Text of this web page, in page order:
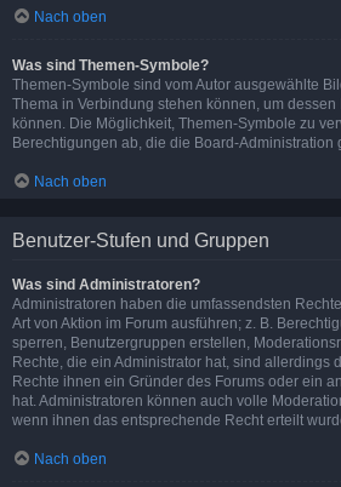
Nach oben
Was sind Themen-Symbole?
Themen-Symbole sind vom Autor ausgewählte
Thema in Verbindung stehen können, um
können. Die Möglichkeit, Themen-Symbole zu
Berechtigungen ab, die die Board-Administration
Nach oben
Benutzer-Stufen und Gruppen
Was sind Administratoren?
Administratoren haben die umfassendsten
Art von Aktion im Forum ausführen; z. B.
sperren, Benutzergruppen erstellen,
Rechte, die ein Administrator hat, sind allerdings
Rechte ihnen ein Gründer des Forums oder ein
hat. Administratoren können auch volle
wenn ihnen das entsprechende Recht erteilt
Nach oben